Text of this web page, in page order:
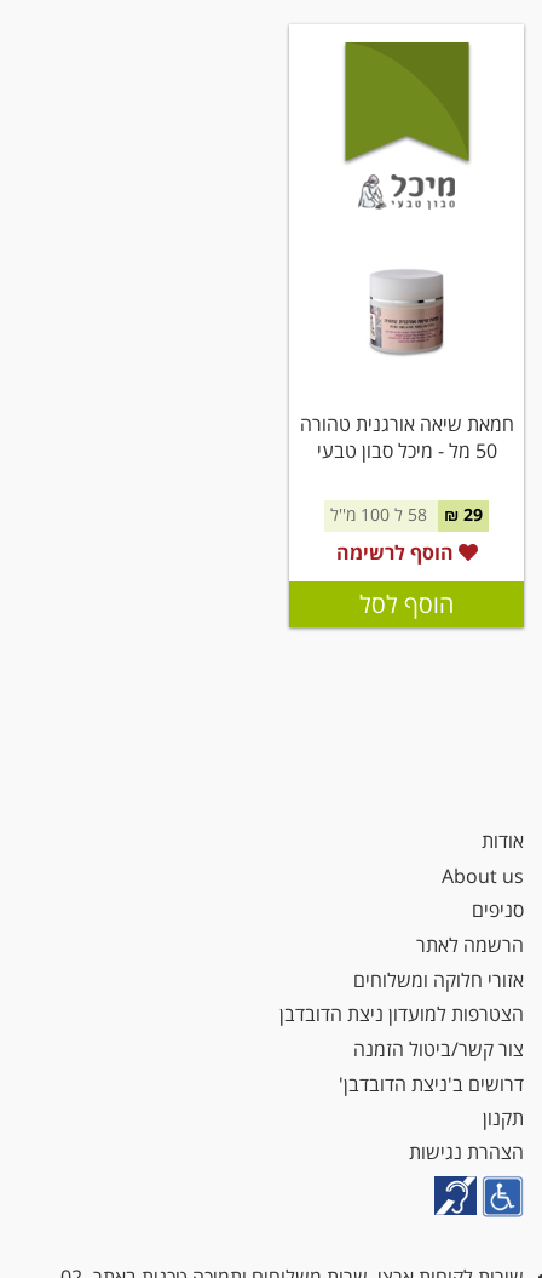
חמאת שיאה אורגנית טהורה
50 מל - מיכל סבון טבעי
29 ₪
הוסף לרשימה
הוסף לסל
אודות
About us
סניפים
הרשמה לאתר
אזורי חלוקה ומשלוחים
הצטרפות למועדון ניצת הדובדבן
צור קשר/ביטול הזמנה
דרושים ב'ניצת הדובדבן'
תקנון
הצהרת נגישות